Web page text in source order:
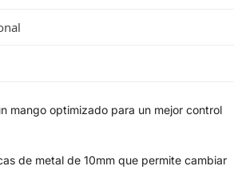
mango optimizado para un mejor control
de metal de 10mm que permite cambiar